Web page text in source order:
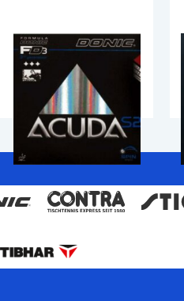
Donic Acuda S2
Kummid
49.90€